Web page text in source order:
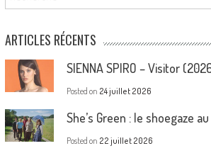
ARTICLES RÉCENTS
SIENNA SPIRO – Visitor
Posted on 24 juillet 2026
She’s Green : le shoegaze
Posted on 22 juillet 2026